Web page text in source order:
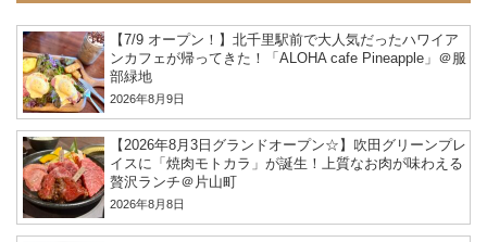
【7/9 オープン！】北千里駅前で大人気だったハワイア
ンカフェが帰ってきた！「ALOHA cafe Pineapple」＠服
部緑地
2026年8月9日
【2026年8月3日グランドオープン☆】吹田グリーンプレ
イスに「焼肉モトカラ」が誕生！上質なお肉が味わえる
贅沢ランチ＠片山町
2026年8月8日